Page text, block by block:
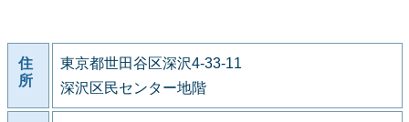
住
所
東京都世田谷区深沢4-33-11
深沢区民センター地階